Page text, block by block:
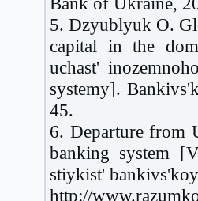
5. Dzyublyuk O.
capital in the
uchast'
systemy].
45.
6. Departure from
banking system
stiykist'
http://